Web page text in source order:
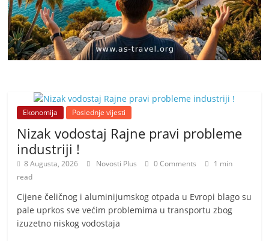
Ekonomija Poslednje vijesti
Nizak vodostaj Rajne pravi probleme
industriji !
8 Augusta, 2026 Novosti Plus 0 Comments
1 min
read
Cijene čeličnog i aluminijumskog otpada u Evropi blago su
pale uprkos sve većim problemima u transportu zbog
izuzetno niskog vodostaja